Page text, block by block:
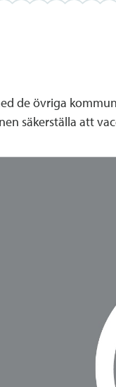
de övriga
säkerställa att